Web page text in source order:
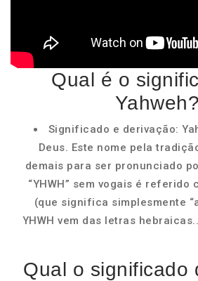
Qual é o
Yahweh?
Significado e derivação:
Deus. Este nome pela
demais para ser pronunciado
“YHWH” sem vogais é referido
(que significa simplesmente
YHWH vem das letras
Qual o significado